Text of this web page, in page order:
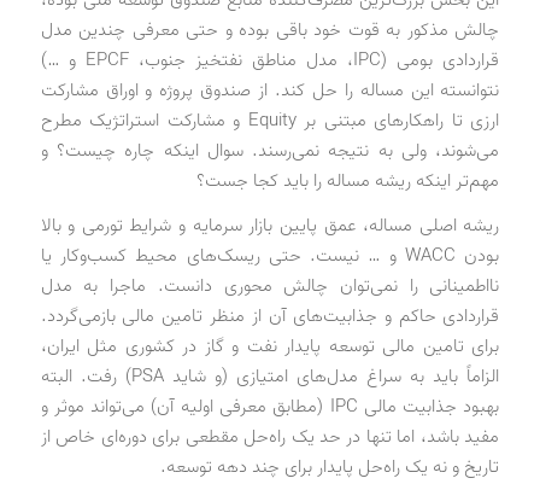
چالش مذکور به قوت خود باقی بوده و حتی معرفی چندین مدل
قراردادی بومی (IPC، مدل مناطق نفتخیز جنوب، EPCF و …)
نتوانسته این مساله را حل کند. از صندوق پروژه و اوراق مشارکت
ارزی تا راهکارهای مبتنی بر Equity و مشارکت استراتژیک مطرح
می‌شوند، ولی به نتیجه نمی‌رسند. سوال اینکه چاره چیست؟ و
مهم‌تر اینکه ریشه مساله را باید کجا جست؟
ریشه اصلی مساله، عمق پایین بازار سرمایه و شرایط تورمی و بالا
بودن WACC و … نیست. حتی ریسک‌های محیط کسب‌وکار یا
نااطمینانی را نمی‌توان چالش محوری دانست. ماجرا به مدل
قراردادی حاکم و جذابیت‌های آن از منظر تامین مالی بازمی‌گردد.
برای تامین مالی توسعه پایدار نفت و گاز در کشوری مثل ایران،
الزاماً باید به سراغ مدل‌های امتیازی (و شاید PSA) رفت. البته
بهبود جذابیت مالی IPC (مطابق معرفی اولیه آن) می‌تواند موثر و
مفید باشد، اما تنها در حد یک راه‌حل مقطعی برای دوره‌ای خاص از
تاریخ و نه یک راه‌حل پایدار برای چند دهه توسعه.